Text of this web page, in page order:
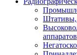
Штативы,
аппаратов